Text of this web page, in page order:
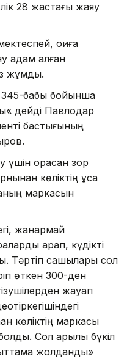
28 жастағы жаяу
оқиға
адам алған
жұмды.
345-бабы бойынша
дейді Павлодар
бастығының
үшін орасан зор
көліктің ұсақ
маркасын
жанармай
қарап, күдікті
Тәртіп сақшылары сол
өткен 300-ден
жауап
көліктің маркасы
Сол арқылы бүкіл
жолданды»